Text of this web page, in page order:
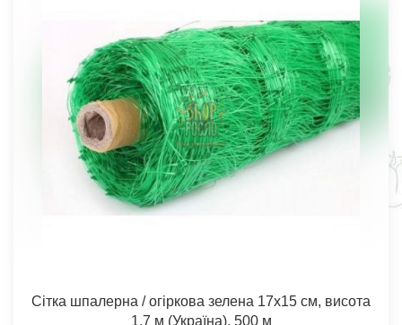
Сітка шпалерна / огіркова зелена 17х15 см, висота
1,7 м (Україна), 500 м